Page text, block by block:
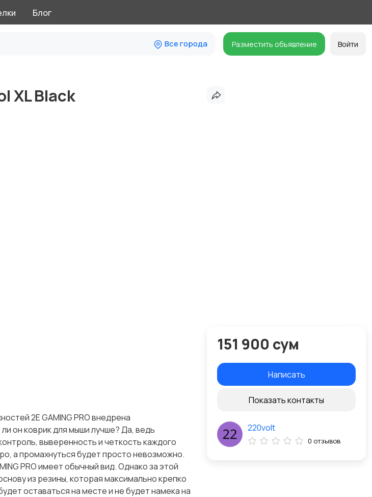
Блог
Все города Разместить объявление Войти
XL Black
2E GAMING PRO внедрена
он коврик для мыши лучше? Да, ведь
выверенность и четкость каждого
а промахнуться будет просто невозможно.
PRO имеет обычный вид. Однако за этой
из резины, которая максимально крепко
оставаться на месте и не будет намека на
151 900 сум
Написать
Показать контакты
220volt
0 отзывов